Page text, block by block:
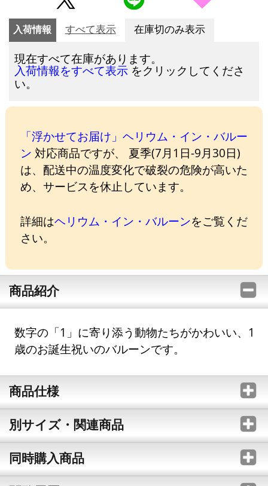
入荷情報 すべて表示 在庫切のみ表示
現在すべて在庫があります。
入荷情報をすべて表示 をクリックしてくださ
い。
「浮かせてお届け」ヘリウム・イン・バルー
ン 対応商品ですが、 夏季(7月1日-9月30日)
は、配送中の温度変化で破裂の危険が高いた
め、サービスを休止しています。
詳細はヘリウム・イン・バルーンをご覧くだ
さい。
商品紹介
数字の「1」に寄り添う動物たちがかわいい、1
歳のお誕生祝いのバルーンです。
商品仕様
別サイズ・関連商品
同時購入商品